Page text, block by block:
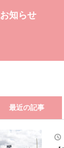
お知らせ
最近の記事